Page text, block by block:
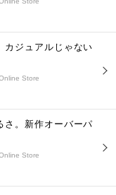
カジュアルじゃない
Store
さ。新作オーバーパ
Store